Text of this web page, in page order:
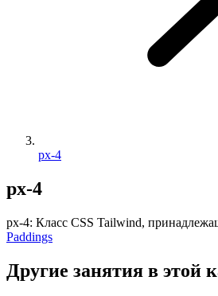
px-4
px-4
px-4: Класс CSS Tailwind,
Paddings
Другие занятия в этой